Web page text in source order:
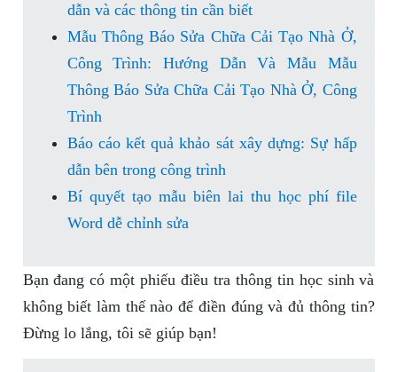
dẫn và các thông tin cần biết
Mẫu Thông Báo Sửa Chữa Cải Tạo Nhà Ở,
Công Trình: Hướng Dẫn Và Mẫu Mẫu
Thông Báo Sửa Chữa Cải Tạo Nhà Ở, Công
Trình
Báo cáo kết quả khảo sát xây dựng: Sự hấp
dẫn bên trong công trình
Bí quyết tạo mẫu biên lai thu học phí file
Word dễ chỉnh sửa
Bạn đang có một phiếu điều tra thông tin học sinh và
không biết làm thế nào để điền đúng và đủ thông tin?
Đừng lo lắng, tôi sẽ giúp bạn!